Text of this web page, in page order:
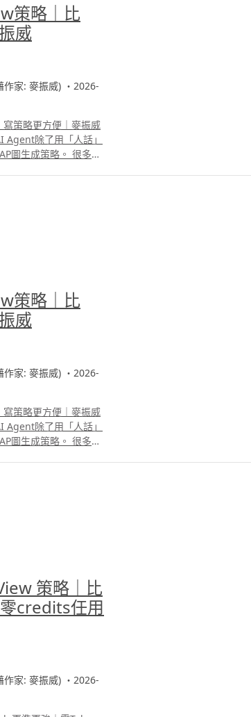
策略｜比
威
家: 麥振威) ・2026-
策略更方便｜麥振威
Agent除了用「人話」
圖生成策略。 很多交
到6月16日。大家只
或在留言中通知我
策略｜比
威
家: 麥振威) ・2026-
策略更方便｜麥振威
Agent除了用「人話」
圖生成策略。 很多交
到6月16日。大家只
或在留言中通知我
策略｜比
credits任用
家: 麥振威) ・2026-